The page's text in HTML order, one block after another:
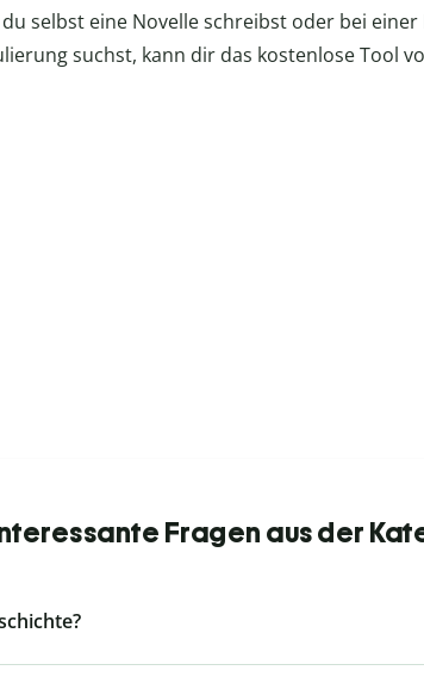
selbst eine Novelle schreibst oder bei einer
suchst, kann dir das kostenlose Tool
Fragen aus der